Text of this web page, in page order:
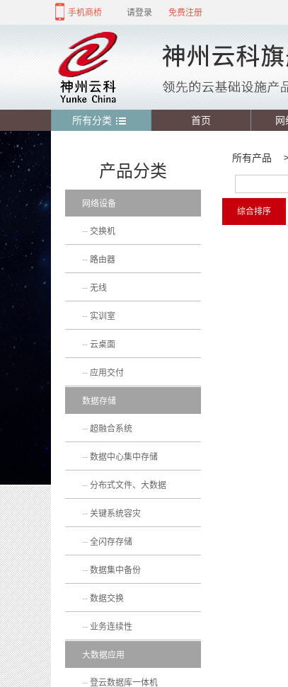
手机商桥 请登录 免费注册
所有分类 首页
所有产品
综合排序
产品分类
网络设备
交换机
路由器
无线
实训室
云桌面
应用交付
数据存储
超融合系统
数据中心集中存储
分布式文件、大数据
关键系统容灾
全闪存存储
数据集中备份
数据交换
业务连续性
大数据应用
登云数据库一体机